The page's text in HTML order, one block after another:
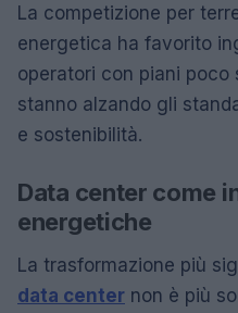
La competizione per
energetica ha favorito
operatori con piani poco
stanno alzando gli
e sostenibilità.
Data center come
energetiche
La trasformazione più
data center non è più